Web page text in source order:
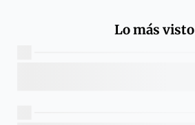
Lo más visto